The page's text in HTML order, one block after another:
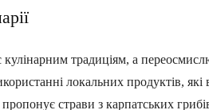
традиціям, а
локальних продуктів,
страви з карпатських